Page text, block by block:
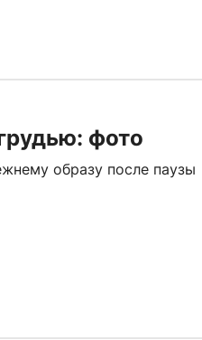
фото
образу после паузы